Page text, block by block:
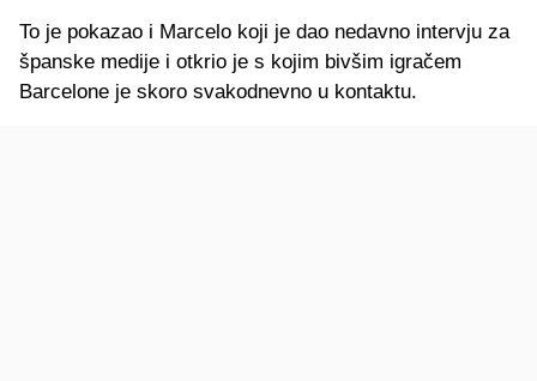
To je pokazao i Marcelo koji je dao nedavno intervju za
španske medije i otkrio je s kojim bivšim igračem
Barcelone je skoro svakodnevno u kontaktu.